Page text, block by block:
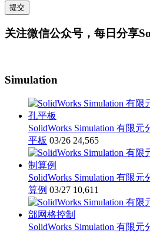
关注微信公众号，每日分享
Simulation
SolidWorks Simulation 有限
平板 03/26 24,565
SolidWorks Simulation 有限
算例 03/27 10,611
SolidWorks Simulation 有限